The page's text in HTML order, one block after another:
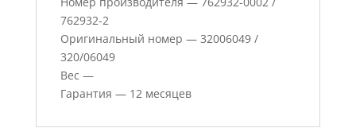
762932-2
Оригинальный номер — 32006049 /
320/06049
Вес —
Гарантия — 12 месяцев